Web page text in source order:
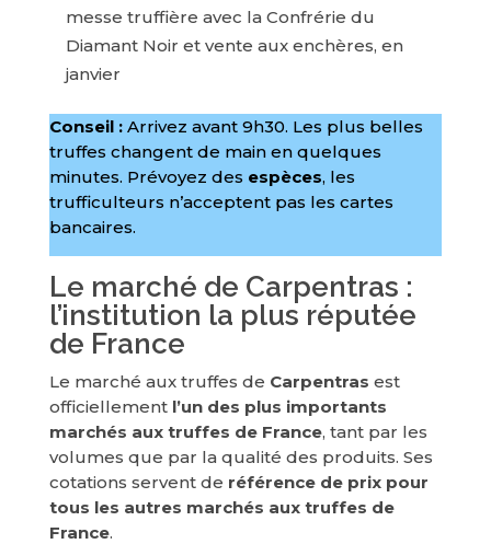
messe truffière avec la Confrérie du
Diamant Noir et vente aux enchères, en
janvier
Conseil :Arrivez avant 9h30. Les plus belles
truffes changent de main en quelques
minutes. Prévoyez des espèces, les
trufficulteurs n’acceptent pas les cartes
bancaires.
Le marché de Carpentras :
l’institution la plus réputée
de France
Le marché aux truffes de Carpentras est
officiellement l’un des plus importants
marchés aux truffes de France, tant par les
volumes que par la qualité des produits. Ses
cotations servent de référence de prix pour
tous les autres marchés aux truffes de
France.